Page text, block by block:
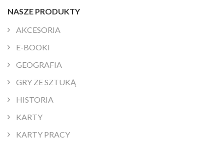
NASZE PRODUKTY
AKCESORIA
E-BOOKI
GEOGRAFIA
GRY ZE SZTUKĄ
HISTORIA
KARTY
KARTY PRACY